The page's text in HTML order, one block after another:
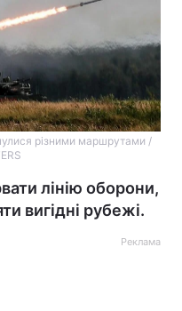
різними маршрутами /
лінію оборони,
вигідні рубежі.
Реклама